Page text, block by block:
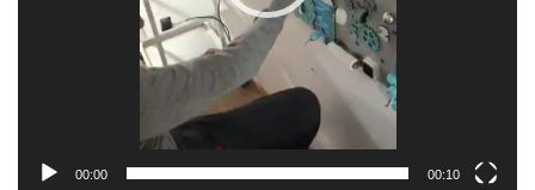
00:00 00:10